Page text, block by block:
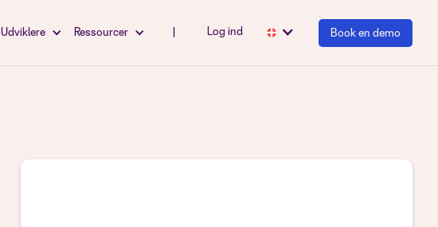
Udviklere Ressourcer Log ind Book en demo